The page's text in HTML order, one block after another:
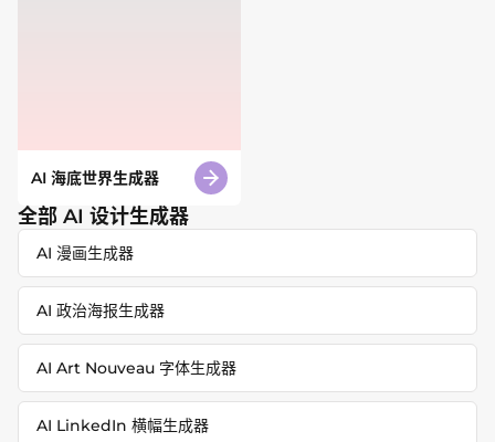
AI 海底世界生成器
全部 AI 设计生成器
AI 漫画生成器
AI 政治海报生成器
AI Art Nouveau 字体生成器
AI LinkedIn 横幅生成器